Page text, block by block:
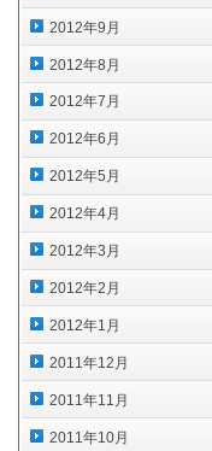
2012年9月
2012年8月
2012年7月
2012年6月
2012年5月
2012年4月
2012年3月
2012年2月
2012年1月
2011年12月
2011年11月
2011年10月